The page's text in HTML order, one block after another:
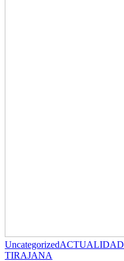
UncategorizedACTUALIDAD
TIRAJANA